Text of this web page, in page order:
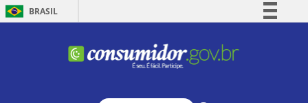
BRASIL
Comunica BR